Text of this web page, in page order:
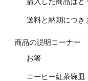
送料と納期につき
商品の説明コーナー
お箸
コーヒー紅茶碗皿